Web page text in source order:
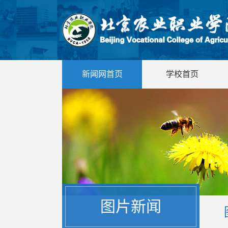
新闻网首页 学校首页
图片新闻